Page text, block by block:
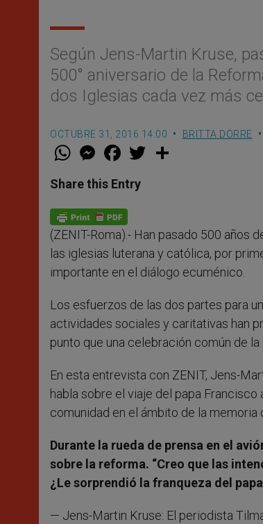
Según Jens-Martin Kruse,
500° aniversario de la
dos Iglesias cada vez más
OCTUBRE 31, 2016 14:00 BRITTA DÖRRE
W
t
s
p
p
M
e
s
e
g
e
r
F
a
e
b
o
k
w
Share this Entry
(ZENIT-Roma).- Han pasado 500 años
las iglesias luterana y católica, por
importante en el diálogo ecuménico.
Los esfuerzos de las dos partes para
actividades sociales y caritativas han
punto que una celebración común de la
En esta entrevista con ZENIT, Jens-
habla sobre el viaje del papa
comunidad en el ámbito de la memoria
Durante la rueda de prensa en el
sobre la reforma. “Creo que las
¿Le sorprendió la franqueza del
— Jens-Martin Kruse: El periodista